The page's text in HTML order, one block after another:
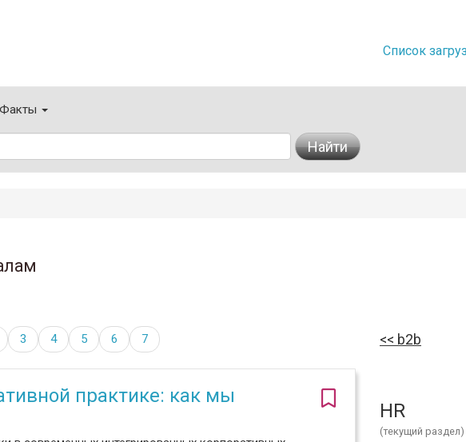
Список
Факты
Найти
3 4 5 6 7
практике: как мы
b2b
HR
(текущий раздел)